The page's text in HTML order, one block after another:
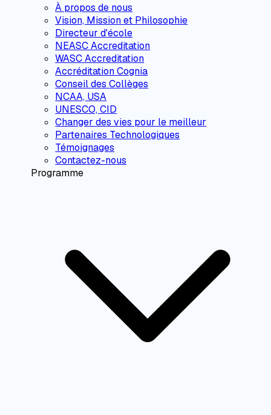
À propos de nous
Vision, Mission et Philosophie
Directeur d'école
NEASC Accreditation
WASC Accreditation
Accréditation Cognia
Conseil des Collèges
NCAA, USA
UNESCO, CID
Changer des vies pour le meilleur
Partenaires Technologiques
Témoignages
Contactez-nous
Programme